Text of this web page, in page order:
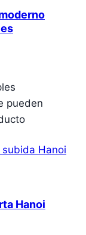
pueden
Hanoi